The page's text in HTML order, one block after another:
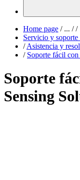
Home page /... / /
Servicio y soporte
/ Asistencia y
/ Soporte fácil
Soporte
Sensing